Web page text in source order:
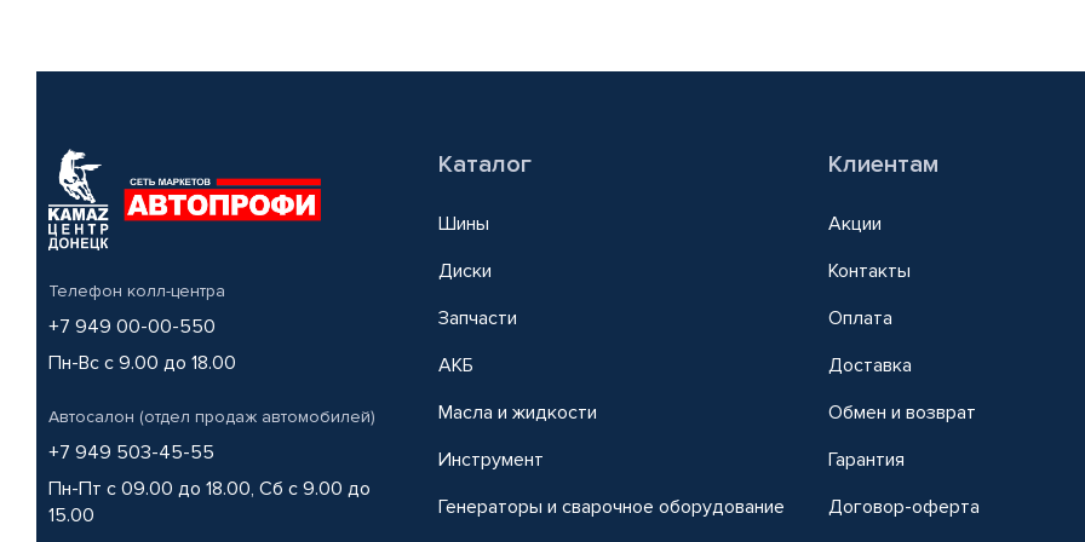
Телефон колл-центра
+7 949 00-00-550
Пн-Вс с 9.00 до 18.00
Автосалон (отдел продаж автомобилей)
+7 949 503-45-55
Пн-Пт с 09.00 до 18.00, Сб с 9.00 до
15.00
Каталог
Шины
Диски
Запчасти
АКБ
Масла и жидкости
Инструмент
Генераторы и сварочное оборудование
Клиентам
Акции
Контакты
Оплата
Доставка
Обмен и возврат
Гарантия
Договор-оферта